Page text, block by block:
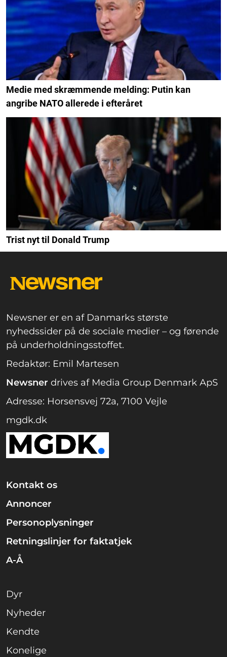
Medie med skræmmende melding: Putin kan
angribe NATO allerede i efteråret
Trist nyt til Donald Trump
Newsner er en af Danmarks største
nyhedssider på de sociale medier – og førende
på underholdningsstoffet.
Redaktør: Emil Martesen
Newsner drives af Media Group Denmark ApS
Adresse: Horsensvej 72a, 7100 Vejle
mgdk.dk
Kontakt os
Annoncer
Personoplysninger
Retningslinjer for faktatjek
A-Å
Dyr
Nyheder
Kendte
Konelige